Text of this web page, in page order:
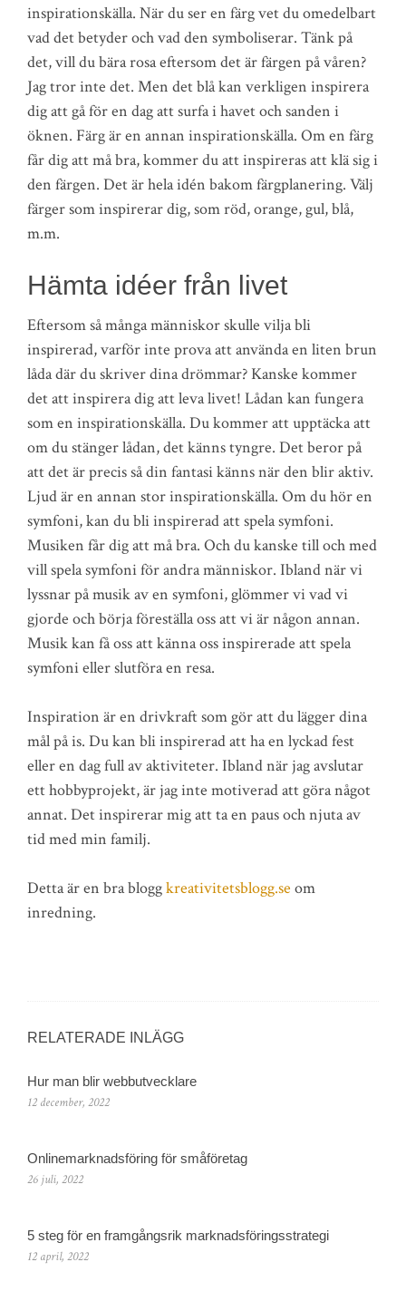
inspirationskälla. När du ser en färg vet du omedelbart
vad det betyder och vad den symboliserar. Tänk på
det, vill du bära rosa eftersom det är färgen på våren?
Jag tror inte det. Men det blå kan verkligen inspirera
dig att gå för en dag att surfa i havet och sanden i
öknen. Färg är en annan inspirationskälla. Om en färg
får dig att må bra, kommer du att inspireras att klä sig i
den färgen. Det är hela idén bakom färgplanering. Välj
färger som inspirerar dig, som röd, orange, gul, blå,
m.m.
Hämta idéer från livet
Eftersom så många människor skulle vilja bli
inspirerad, varför inte prova att använda en liten brun
låda där du skriver dina drömmar? Kanske kommer
det att inspirera dig att leva livet! Lådan kan fungera
som en inspirationskälla. Du kommer att upptäcka att
om du stänger lådan, det känns tyngre. Det beror på
att det är precis så din fantasi känns när den blir aktiv.
Ljud är en annan stor inspirationskälla. Om du hör en
symfoni, kan du bli inspirerad att spela symfoni.
Musiken får dig att må bra. Och du kanske till och med
vill spela symfoni för andra människor. Ibland när vi
lyssnar på musik av en symfoni, glömmer vi vad vi
gjorde och börja föreställa oss att vi är någon annan.
Musik kan få oss att känna oss inspirerade att spela
symfoni eller slutföra en resa.
Inspiration är en drivkraft som gör att du lägger dina
mål på is. Du kan bli inspirerad att ha en lyckad fest
eller en dag full av aktiviteter. Ibland när jag avslutar
ett hobbyprojekt, är jag inte motiverad att göra något
annat. Det inspirerar mig att ta en paus och njuta av
tid med min familj.
Detta är en bra bloggkreativitetsblogg.se om
inredning.
RELATERADE INLÄGG
Hur man blir webbutvecklare
12 december, 2022
Onlinemarknadsföring för småföretag
26 juli, 2022
5 steg för en framgångsrik marknadsföringsstrategi
12 april, 2022